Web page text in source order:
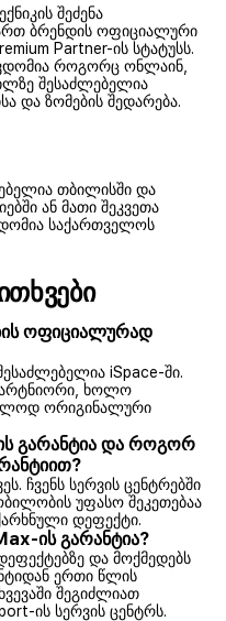
შეძენა
ბრენდის ოფიციალური
Partner-ის სტატუსს.
როგორც ონლაინ,
შესაძლებელია
და ზომების შედარება.
თბილისში და
ან მათი შეკვეთა
საქართველოს
ოფიციალურად
iSpace-ში.
ხოლო
ორიგინალური
გარანტია და როგორ
ჩვენს სერვის ცენტრებში
უფასო შეკეთებაა
დეფექტი.
ის გარანტია?
და მოქმედებს
ერთი წლის
შეგიძლიათ
ის სერვის ცენტრს.